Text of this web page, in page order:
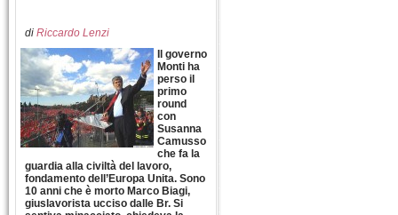
di Riccardo Lenzi
Il governo
Monti ha
perso il
primo
round
con
Susanna
Camusso
che fa la
guardia alla civiltà del lavoro,
fondamento dell’Europa Unita. Sono
10 anni che è morto Marco Biagi,
giuslavorista ucciso dalle Br. Si